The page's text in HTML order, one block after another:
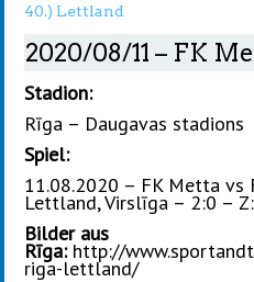
40.) Lettland
2020/08/11 – FK
Stadion:
Rīga – Daugavas stadions
Spiel:
11.08.2020 – FK Metta vs
Lettland, Virslīga – 2:0 –
Bilder aus
Rīga: http://
riga-lettland/